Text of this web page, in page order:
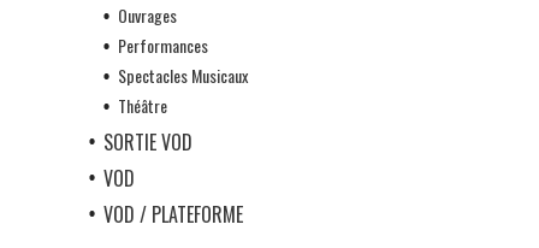
Ouvrages
Performances
Spectacles Musicaux
Théâtre
SORTIE VOD
VOD
VOD / PLATEFORME